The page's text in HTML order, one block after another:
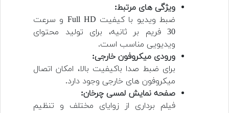
ویژگی های مرتبط:
ضبط ویدیو با کیفیت Full HD و سرعت
30 فریم بر ثانیه، برای تولید محتوای
ویدیویی مناسب است.
ورودی میکروفون خارجی:
برای ضبط صدا باکیفیت بالا، امکان اتصال
میکروفون های خارجی وجود دارد.
صفحه نمایش لمسی چرخان:
فیلم برداری از زوایای مختلف و تنظیم